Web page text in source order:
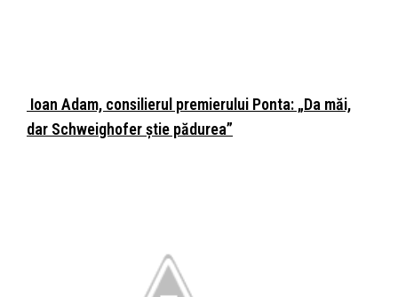
Ioan Adam, consilierul premierului Ponta: „Da măi,
dar Schweighofer știe pădurea”